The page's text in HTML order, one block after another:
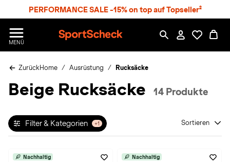
PERFORMANCE SALE -15% on top auf Topseller²
MENÜ
p
r
e
c
k
ZurückHome Ausrüstung Rucksäcke
Beige Rucksäcke 14 Produkte
Filter & Kategorien +1 Sortieren
Nachhaltig Nachhaltig